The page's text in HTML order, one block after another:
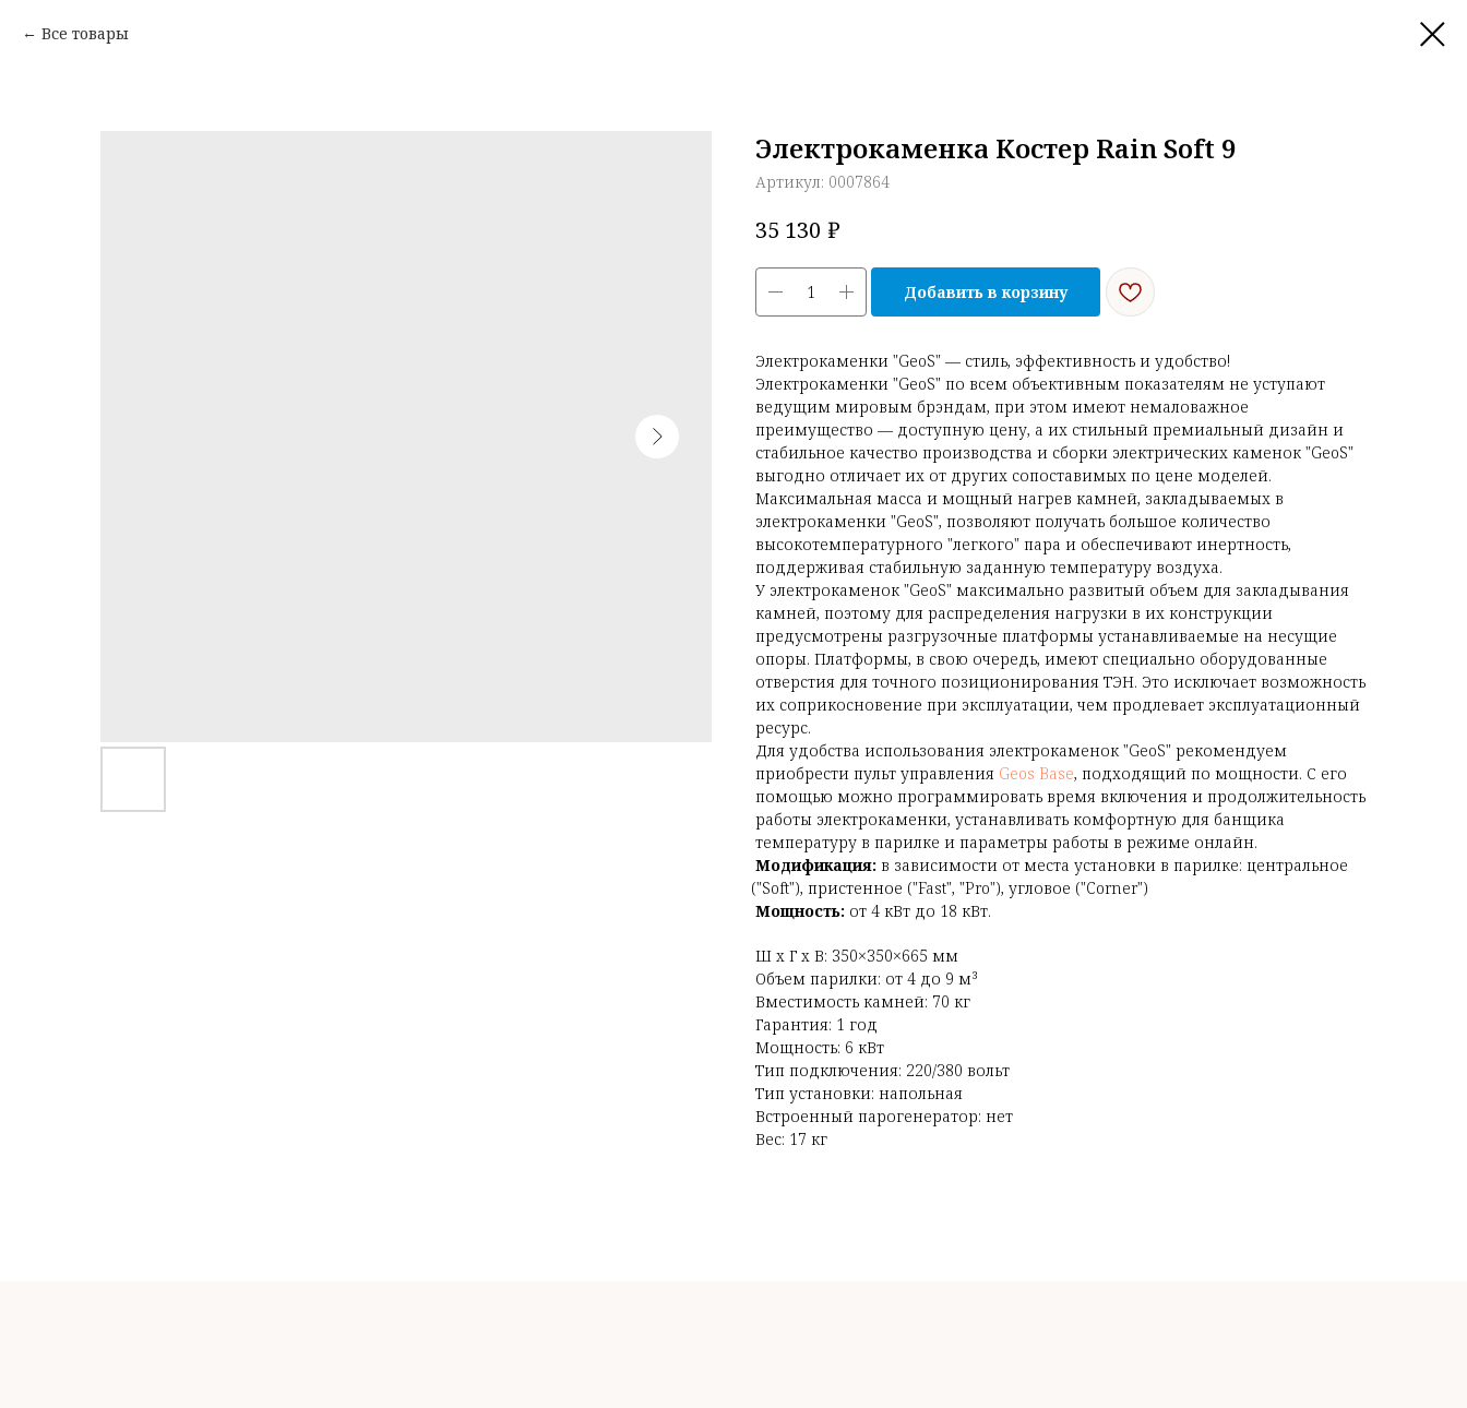
Все товары
Электрокаменка Костер Rain Soft 9
Артикул: 0007864
35 130 ₽
Добавить в корзину
Электрокаменки "GeoS" — стиль, эффективность и удобство!
Электрокаменки "GeoS" по всем объективным показателям не уступают
ведущим мировым брэндам, при этом имеют немаловажное
преимущество — доступную цену, а их стильный премиальный дизайн и
стабильное качество производства и сборки электрических каменок "GeoS"
выгодно отличает их от других сопоставимых по цене моделей.
Максимальная масса и мощный нагрев камней, закладываемых в
электрокаменки "GeoS", позволяют получать большое количество
высокотемпературного "легкого" пара и обеспечивают инертность,
поддерживая стабильную заданную температуру воздуха.
У электрокаменок "GeoS" максимально развитый объем для закладывания
камней, поэтому для распределения нагрузки в их конструкции
предусмотрены разгрузочные платформы устанавливаемые на несущие
опоры. Платформы, в свою очередь, имеют специально оборудованные
отверстия для точного позиционирования ТЭН. Это исключает возможность
их соприкосновение при эксплуатации, чем продлевает эксплуатационный
ресурс.
Для удобства использования электрокаменок "GeoS" рекомендуем
приобрести пульт управления Geos Base, подходящий по мощности. С его
помощью можно программировать время включения и продолжительность
работы электрокаменки, устанавливать комфортную для банщика
температуру в парилке и параметры работы в режиме онлайн.
Модификация: в зависимости от места установки в парилке: центральное
("Soft"), пристенное ("Fast", "Pro"), угловое ("Corner")
Мощность: от 4 кВт до 18 кВт.
Ш x Г x В: 350×350×665 мм
Объем парилки: от 4 до 9 м³
Вместимость камней: 70 кг
Гарантия: 1 год
Мощность: 6 кВт
Тип подключения: 220/380 вольт
Тип установки: напольная
Встроенный парогенератор: нет
Вес: 17 кг